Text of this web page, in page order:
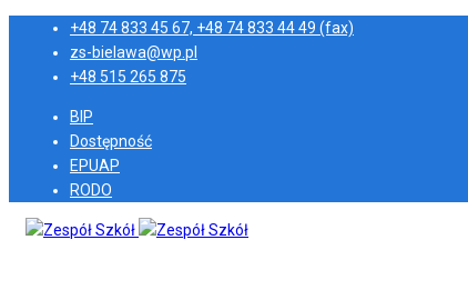
+48 74 833 45 67, +48 74 833 44 49 (fax)
zs-bielawa@wp.pl
+48 515 265 875
BIP
Dostępność
EPUAP
RODO